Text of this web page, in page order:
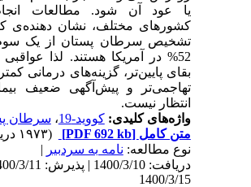
یا عود آن شود. مطالعات
کشورهای مختلف، نشان دهنده‌ی
تشخیص سرطان پستان از یک سوم
52% در آمریکا هستند
. لذا عواقبی
بقای پایین‌تر، گزینه‌های درمانی
تهاجمی‌تر و پیش‌آگهی ضعیف
انتظار نیست.
واژه‌های کلیدی:کووید-19 ،سرطان
متن کامل[PDF 692 kb]
نوع مطالعه:نامه به سردبیر|
1400/3/15